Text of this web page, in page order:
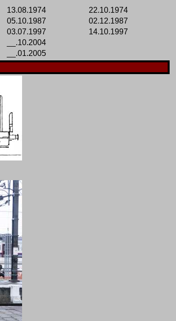
13.08.1974
22.10.1974
05.10.1987
02.12.1987
03.07.1997
14.10.1997
__.10.2004
__.01.2005